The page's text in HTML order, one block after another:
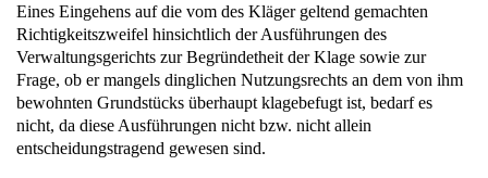
Eines Eingehens auf die vom des Kläger geltend gemachten
Richtigkeitszweifel hinsichtlich der Ausführungen des
Verwaltungsgerichts zur Begründetheit der Klage sowie zur
Frage, ob er mangels dinglichen Nutzungsrechts an dem von ihm
bewohnten Grundstücks überhaupt klagebefugt ist, bedarf es
nicht, da diese Ausführungen nicht bzw. nicht allein
entscheidungstragend gewesen sind.